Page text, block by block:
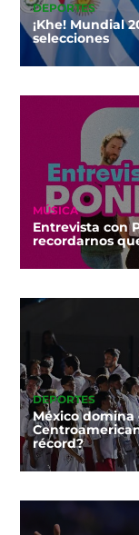
DEPORTES
¡Khe! Mundial
selecciones
MÚSICA
Entrevista con
recordarnos
DEPORTES
México domina
récord?